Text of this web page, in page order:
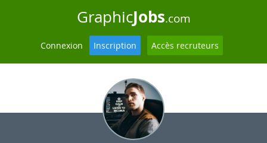
GraphicJobs.com
Connexion Inscription Accès recruteurs